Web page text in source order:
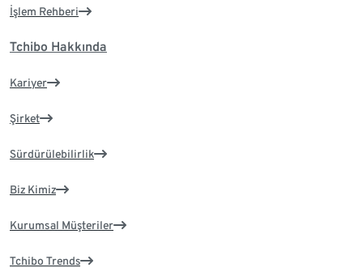
İşlem Rehberi
Tchibo Hakkında
Kariyer
Şirket
Sürdürülebilirlik
Biz Kimiz
Kurumsal Müşteriler
Tchibo Trends